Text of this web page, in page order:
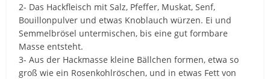
2- Das Hackfleisch mit Salz, Pfeffer, Muskat, Senf,
Bouillonpulver und etwas Knoblauch würzen. Ei und
Semmelbrösel untermischen, bis eine gut formbare
Masse entsteht.
3- Aus der Hackmasse kleine Bällchen formen, etwa so
groß wie ein Rosenkohlröschen, und in etwas Fett von